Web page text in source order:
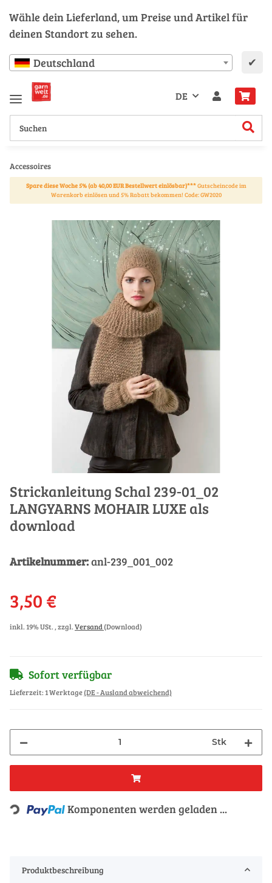
Wähle dein Lieferland, um Preise und Artikel für
deinen Standort zu sehen.
Deutschland ✔
DE
Accessoires
Spare diese Woche 5% (ab 40,00 EUR Bestellwert einlösbar)***Gutscheincode im
Warenkorb einlösen und 5% Rabatt bekommen! Code: GW2020
Strickanleitung Schal 239-01_02
LANGYARNS MOHAIR LUXE als
download
Artikelnummer:anl-239_001_002
3,50 €
inkl. 19% USt. , zzgl.Versand (Download)
Sofort verfügbar
Lieferzeit:1 Werktage(DE - Ausland abweichend)
Stk
Loading... Komponenten werden geladen ...
Produktbeschreibung